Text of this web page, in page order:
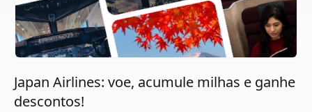
Japan Airlines: voe, acumule milhas e ganhe
descontos!